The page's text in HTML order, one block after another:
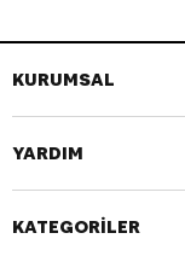
KURUMSAL
YARDIM
KATEGORİLER